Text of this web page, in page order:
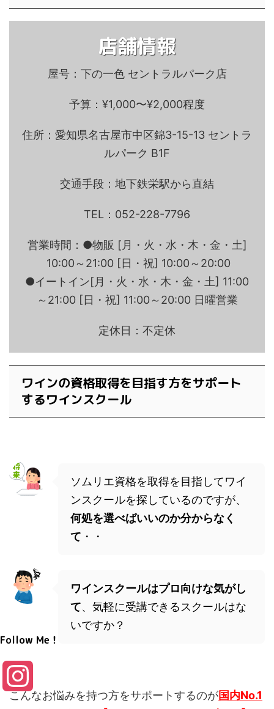
店舗情報
屋号：下の一色 セントラルパーク店
予算：¥1,000〜¥2,000程度
住所：愛知県名古屋市中区錦3-15-13 セントラ
ルパーク B1F
交通手段：地下鉄栄駅から直結
TEL：052-228-7796
営業時間：●物販 [月・火・水・木・金・土]
10:00～21:00 [日・祝] 10:00～20:00
●イートイン[月・火・水・木・金・土] 11:00
～21:00 [日・祝] 11:00～20:00 日曜営業
定休日：不定休
ワインの資格取得を目指す方をサポート
するワインスクール
ソムリエ資格を取得を目指してワイ
ンスクールを探しているのですが、
何処を選べばいいのか分からなく
て ・・
ワインスクールはプロ向けな気がし
て、気軽に受講できるスクールはな
いですか？
こんなお悩みを持つ方をサポートするのが国内No.1
Follow Me！